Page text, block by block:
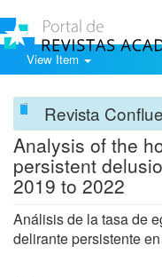
View Item
Revista
Analysis of the
persistent
2019 to 2022
Análisis de la tasa de
delirante persistente